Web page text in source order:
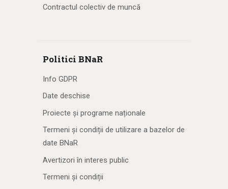
Contractul colectiv de muncă
Politici BNaR
Info GDPR
Date deschise
Proiecte și programe naționale
Termeni și condiții de utilizare a bazelor de
date BNaR
Avertizori în interes public
Termeni și condiții